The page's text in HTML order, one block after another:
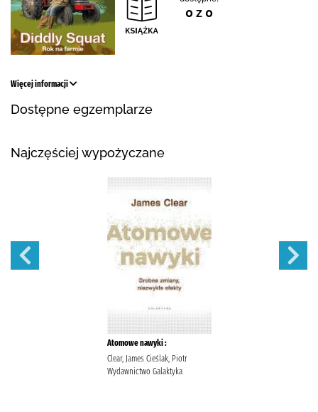
0 z 0
Więcej informacji
Dostępne egzemplarze
Najczęściej wypożyczane
Atomowe nawyki :
Clear, James Cieślak, Piotr
Wydawnictwo Galaktyka